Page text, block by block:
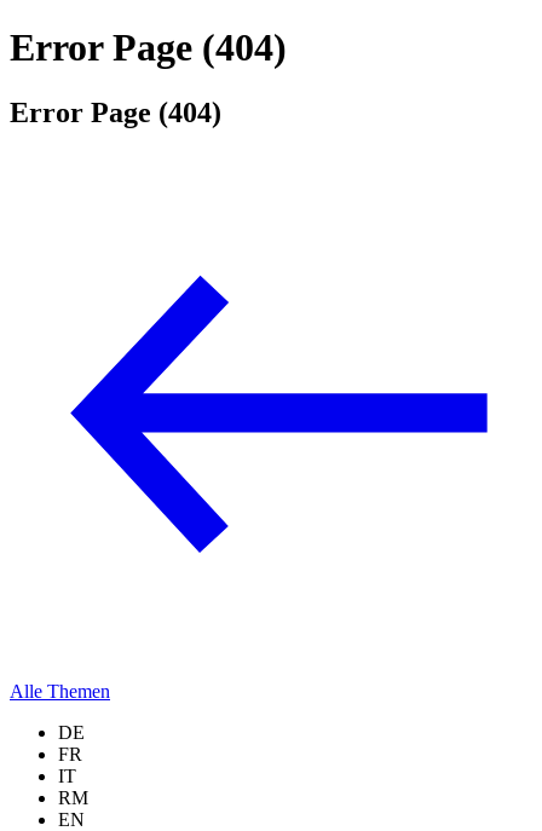
Error Page (404)
Error Page (404)
Alle Themen
DE
FR
IT
RM
EN